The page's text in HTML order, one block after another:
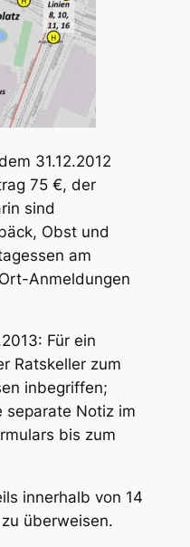
31.12.2012
75 €, der
sind
Obst und
am
Anmeldungen
Für ein
Ratskeller zum
inbegriffen;
separate Notiz im
bis zum
innerhalb von 14
überweisen.